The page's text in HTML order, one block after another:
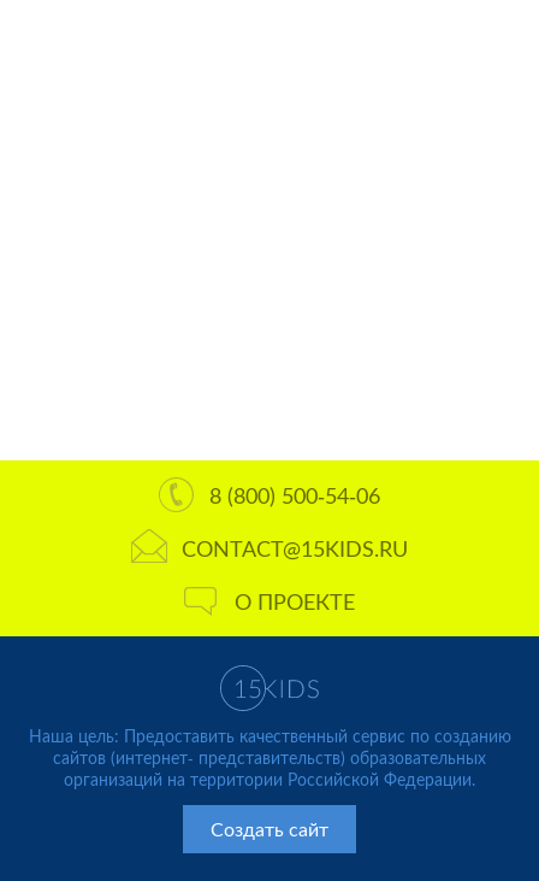
8 (800) 500-54-06
CONTACT@15KIDS.RU
О ПРОЕКТЕ
Наша цель: Предоставить качественный сервис по созданию
сайтов (интернет- представительств) образовательных
организаций на территории Российской Федерации.
Создать сайт